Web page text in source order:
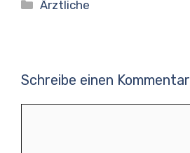
Ärztliche
Schreibe einen Kommentar